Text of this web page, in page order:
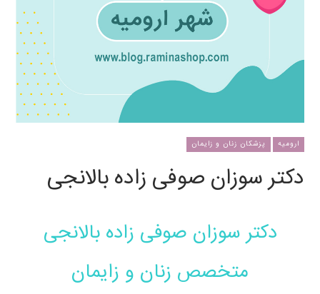
ارومیه پزشکان زنان و زایمان
دکتر سوزان صوفی زاده بالانجی
دکتر سوزان صوفی زاده بالانجی
متخصص زنان و زایمان